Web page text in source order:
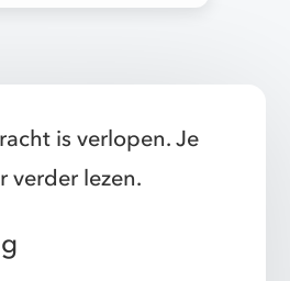
is verlopen. Je
verder lezen.